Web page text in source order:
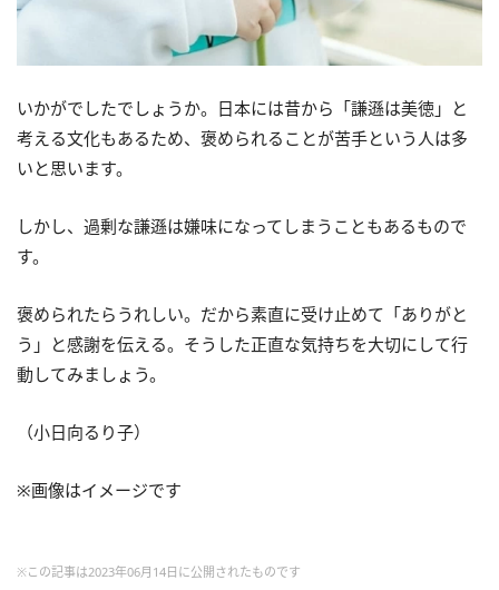
いかがでしたでしょうか。日本には昔から「謙遜は美徳」と
考える文化もあるため、褒められることが苦手という人は多
いと思います。
しかし、過剰な謙遜は嫌味になってしまうこともあるもので
す。
褒められたらうれしい。だから素直に受け止めて「ありがと
う」と感謝を伝える。そうした正直な気持ちを大切にして行
動してみましょう。
（小日向るり子）
※画像はイメージです
※この記事は2023年06月14日に公開されたものです